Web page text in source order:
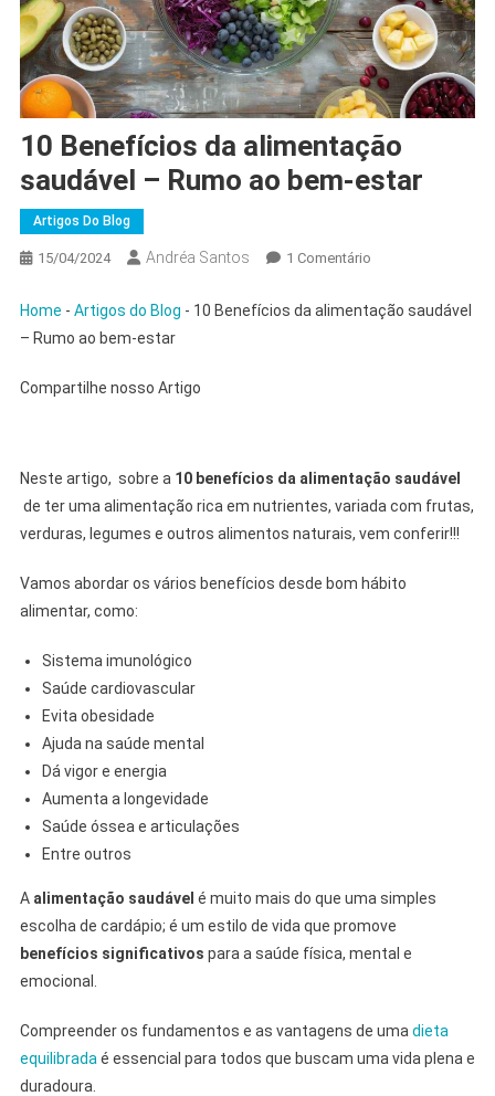
10 Benefícios da alimentação
saudável – Rumo ao bem-estar
Artigos Do Blog
15/04/2024 Andréa Santos 1 ComentárioEm
Benefícios
Bem-
Estar
Home - Artigos do Blog - 10 Benefícios da alimentação saudável
– Rumo ao bem-estar
Compartilhe nosso Artigo
Neste artigo, sobre a 10 benefícios da alimentação saudável
de ter uma alimentação rica em nutrientes, variada com frutas,
verduras, legumes e outros alimentos naturais, vem conferir!!!
Vamos abordar os vários benefícios desde bom hábito
alimentar, como:
Sistema imunológico
Saúde cardiovascular
Evita obesidade
Ajuda na saúde mental
Dá vigor e energia
Aumenta a longevidade
Saúde óssea e articulações
Entre outros
A alimentação saudável é muito mais do que uma simples
escolha de cardápio; é um estilo de vida que promove
benefícios significativos para a saúde física, mental e
emocional.
Compreender os fundamentos e as vantagens de uma dieta
equilibrada é essencial para todos que buscam uma vida plena e
duradoura.